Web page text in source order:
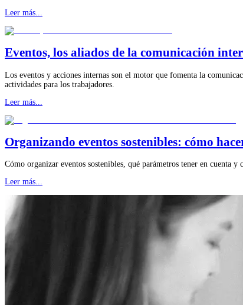
Leer más...
Eventos, los aliados de la comunicación
Los eventos y acciones internas son el motor que fomenta la
actividades para los trabajadores.
Leer más...
Organizando eventos sostenibles: cómo
Cómo organizar eventos sostenibles, qué parámetros tener en cuenta y
Leer más...